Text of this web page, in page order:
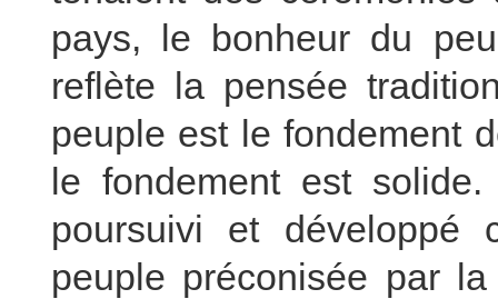
pays, le bonheur du
reflète la pensée
peuple est le fondement
le fondement est
poursuivi et
peuple préconisée par